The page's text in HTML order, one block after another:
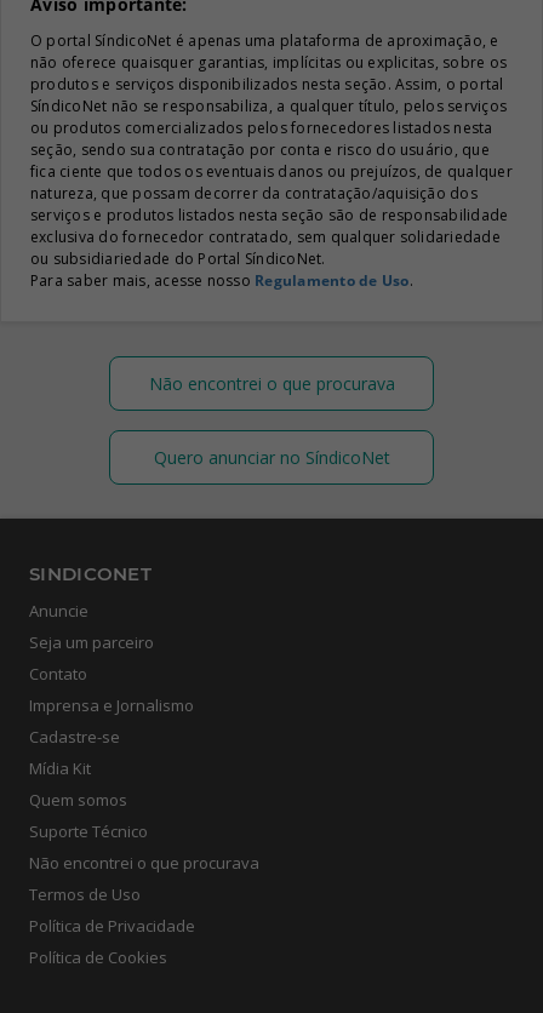
O portal SíndicoNet é apenas uma plataforma de aproximação, e
não oferece quaisquer garantias, implícitas ou explicitas, sobre os
produtos e serviços disponibilizados nesta seção. Assim, o portal
SíndicoNet não se responsabiliza, a qualquer título, pelos serviços
ou produtos comercializados pelos fornecedores listados nesta
seção, sendo sua contratação por conta e risco do usuário, que
fica ciente que todos os eventuais danos ou prejuízos, de qualquer
natureza, que possam decorrer da contratação/aquisição dos
serviços e produtos listados nesta seção são de responsabilidade
exclusiva do fornecedor contratado, sem qualquer solidariedade
ou subsidiariedade do Portal SíndicoNet.
Para saber mais, acesse nosso Regulamento de Uso.
Não encontrei o que procurava
Quero anunciar no SíndicoNet
SINDICONET
Anuncie
Seja um parceiro
Contato
Imprensa e Jornalismo
Cadastre-se
Mídia Kit
Quem somos
Suporte Técnico
Não encontrei o que procurava
Termos de Uso
Política de Privacidade
Política de Cookies